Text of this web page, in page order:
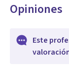
Opiniones
Este